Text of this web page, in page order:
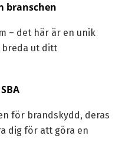
branschen
– det här är en unik
breda ut ditt
för brandskydd, deras
dig för att göra en